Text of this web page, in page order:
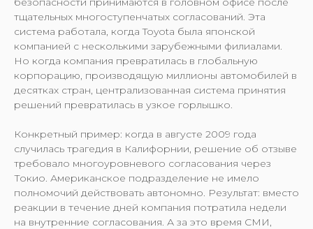
тщательных многоступенчатых согласований. Эта
система работала, когда Toyota была японской
компанией с несколькими зарубежными филиалами.
Но когда компания превратилась в глобальную
корпорацию, производящую миллионы автомобилей в
десятках стран, централизованная система принятия
решений превратилась в узкое горлышко.
Конкретный пример: когда в августе 2009 года
случилась трагедия в Калифорнии, решение об отзыве
требовало многоуровневого согласования через
Токио. Американское подразделение не имело
полномочий действовать автономно. Результат: вместо
реакции в течение дней компания потратила недели
на внутренние согласования. А за это время СМИ,